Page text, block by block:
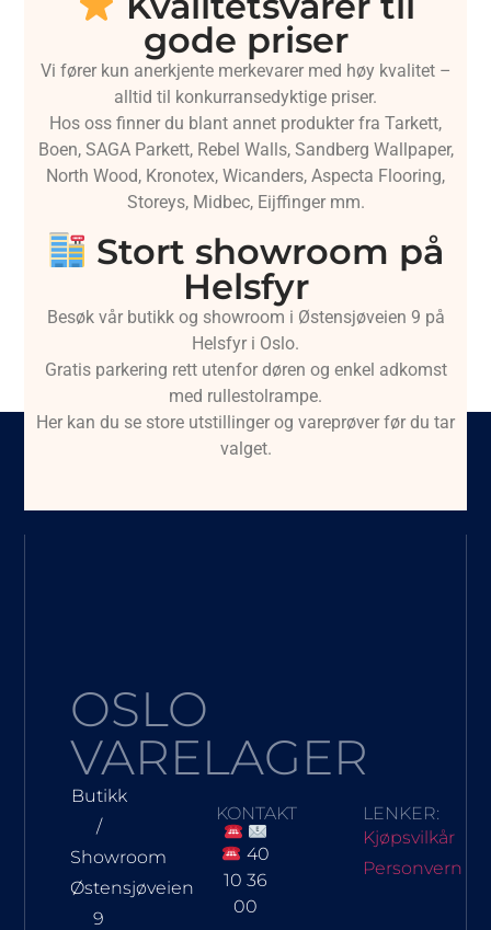
gode priser
Vi fører kun anerkjente merkevarer med høy kvalitet –
alltid til konkurransedyktige priser.
Hos oss finner du blant annet produkter fra Tarkett,
Boen, SAGA Parkett, Rebel Walls, Sandberg Wallpaper,
North Wood, Kronotex, Wicanders, Aspecta Flooring,
Storeys, Midbec, Eijffinger mm.
Stort showroom på
Helsfyr
Besøk vår butikk og showroom i Østensjøveien 9 på
Helsfyr i Oslo.
Gratis parkering rett utenfor døren og enkel adkomst
med rullestolrampe.
Her kan du se store utstillinger og vareprøver før du tar
valget.
OSLO
VARELAGER
Butikk
/
Showroom
Østensjøveien
9
KONTAKT
40
10 36
00
LENKER:
Kjøpsvilkår
Personvern